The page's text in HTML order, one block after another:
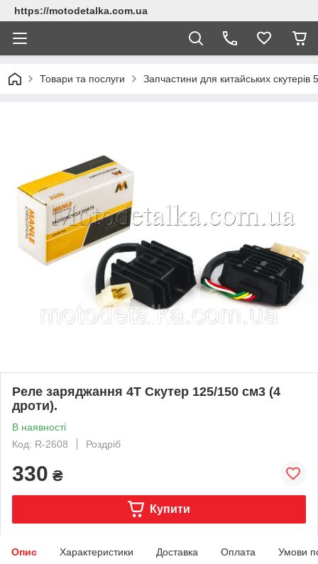
https://motodetalka.com.ua
Товари та послуги Запчастини для китайських
Реле заряджання 4T Скутер 125/150 см3 (4
дроти).
В наявності
Код: R-2608
Роздріб
330 ₴
Купити
Опис Характеристики Доставка Оплата Умови